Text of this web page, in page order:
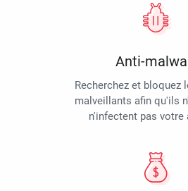
Anti-
Recherchez et bloquez
malveillants afin qu'ils
n'infectent pas votre